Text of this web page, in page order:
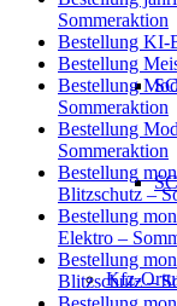
Kfz-
Sommeraktion
Bestellung KI-
Bestellung
Bestellung
Sommeraktion
Bestellung
Sommeraktion
Bestellung
Blitzschutz –
Bestellung
Elektro –
Bestellung
Blitzschutz –